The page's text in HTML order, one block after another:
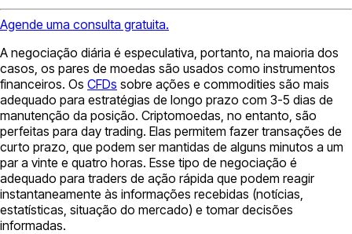
Agende uma consulta gratuita.
A negociação diária é especulativa, portanto, na maioria dos
casos, os pares de moedas são usados ​​como instrumentos
financeiros. Os CFDs sobre ações e commodities são mais
adequado para estratégias de longo prazo com 3-5 dias de
manutenção da posição. Criptomoedas, no entanto, são
perfeitas para day trading. Elas permitem fazer transações de
curto prazo, que podem ser mantidas de alguns minutos a um
par a vinte e quatro horas. Esse tipo de negociação é
adequado para traders de ação rápida que podem reagir
instantaneamente às informações recebidas (notícias,
estatísticas, situação do mercado) e tomar decisões
informadas.